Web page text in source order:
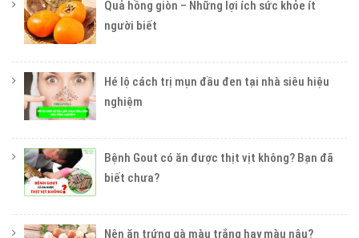
Quả hồng giòn – Những lợi ích sức khỏe ít
người biết
Hé lộ cách trị mụn đầu đen tại nhà siêu hiệu
nghiệm
Bệnh Gout có ăn được thịt vịt không? Bạn đã
biết chưa?
Nên ăn trứng gà màu trắng hay màu nâu?